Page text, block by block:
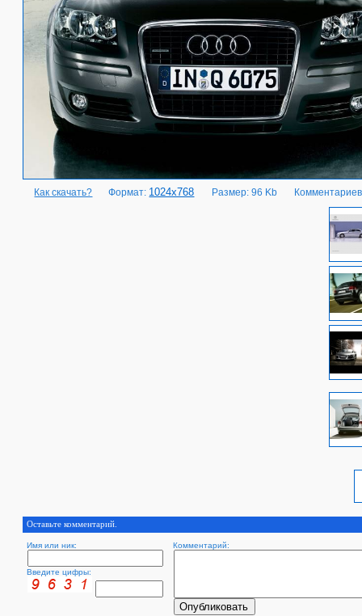
Как скачать? Формат: 1024x768 Размер: 96 Kb
Оставьте комментарий.
Имя или ник: Комментарий:
Введите цифры: